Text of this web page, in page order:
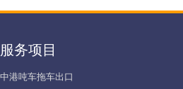
服务项目
中港吨车拖车出口